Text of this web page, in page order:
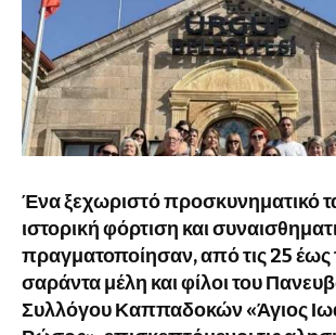
Ένα ξεχωριστό προσκυνηματικό
ιστορική φόρτιση και
πραγματοποίησαν, από τις 25 έως
σαράντα μέλη και φίλοι του
Συλλόγου Καππαδοκών «Άγιος